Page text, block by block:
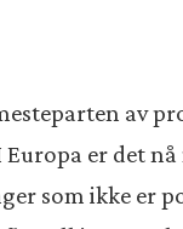
av
er det
som ikke er